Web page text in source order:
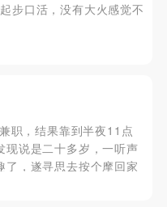
步口活，没有大火感觉不
职，结果靠到半夜11点
现说是二十多岁，一听声
，遂寻思去按个摩回家
也没抱什么期望寻思找